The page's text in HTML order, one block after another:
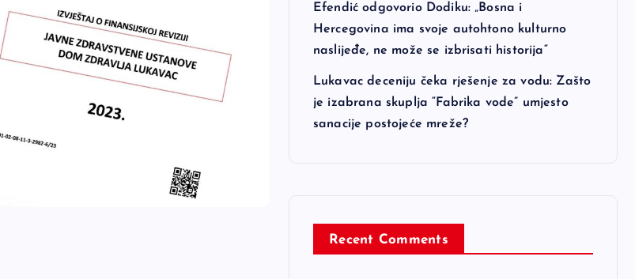
Efendić odgovorio Dodiku: „Bosna i
Hercegovina ima svoje autohtono kulturno
naslijeđe, ne može se izbrisati historija“
Lukavac deceniju čeka rješenje za vodu: Zašto
je izabrana skuplja “Fabrika vode” umjesto
sanacije postojeće mreže?
Recent Comments